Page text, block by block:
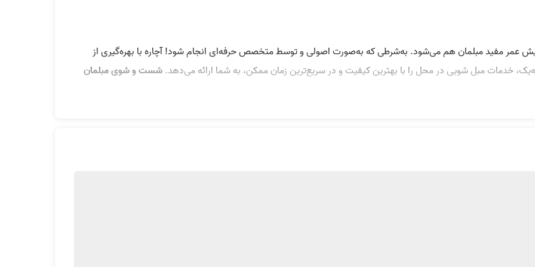
عمر مفید مبلمان هم می‌شود. به‌شرطی که به‌صورت اصولی و توسط متخصص حرفه‌ای انجام شود! آچاره با بهره‌گیری از
خدمات مبل شویی در محل را با بهترین کیفیت و در سریع‌ترین زمان ممکن، به شما ارائه می‌دهد.شست و شوی مبلمان
است.
آن می‌توانند با سرسخت‌ترین لکه‌ها روی مبلمان، تشک، صندلی موکت مبارزه کنند.